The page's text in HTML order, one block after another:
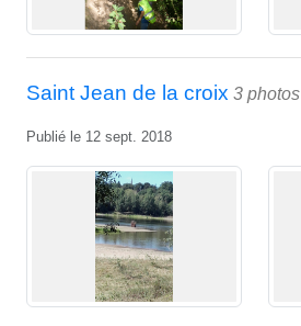
Saint Jean de la croix 3 photos
Publié le 12 sept. 2018